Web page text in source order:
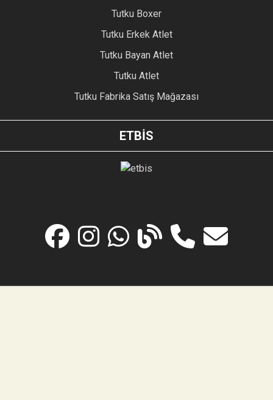
Tutku Boxer
Tutku Erkek Atlet
Tutku Bayan Atlet
Tutku Atlet
Tutku Fabrika Satış Mağazası
ETBİS